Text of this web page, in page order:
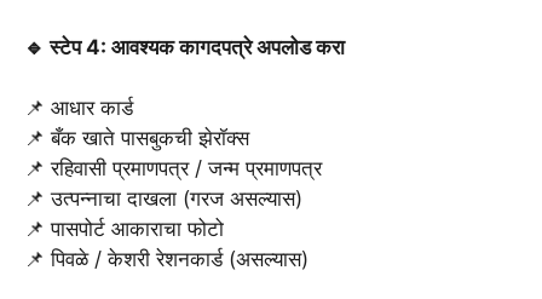
🔹 स्टेप 4: आवश्यक कागदपत्रे अपलोड करा
📌 आधार कार्ड
📌 बँक खाते पासबुकची झेरॉक्स
📌 रहिवासी प्रमाणपत्र / जन्म प्रमाणपत्र
📌 उत्पन्नाचा दाखला (गरज असल्यास)
📌 पासपोर्ट आकाराचा फोटो
📌 पिवळे / केशरी रेशनकार्ड (असल्यास)